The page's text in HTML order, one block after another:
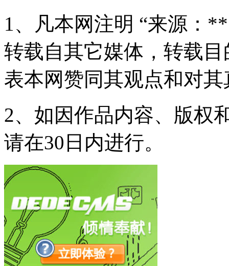
1、凡本网注明 “来源：
转载自其它媒体，转载
表本网赞同其观点和对
2、如因作品内容、版权
请在30日内进行。